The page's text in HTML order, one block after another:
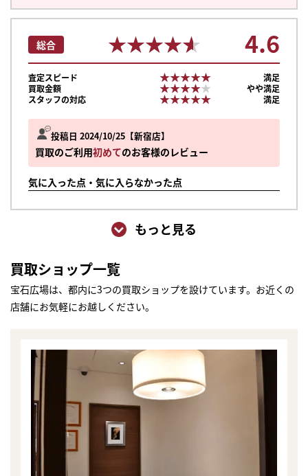
投稿日 2024/10/25 新宿店
買取のご利用初めてのお客様のレビュー
気に入った点・気に入らなかった点
総合 ★★★★★
★★★★★ 4.6
査定スピード ★★★★★
★★★★★
満足
買取金額
★★★★★
★★★★★
やや満足
スタッフの対応
★★★★★
★★★★★ 満足
もっと見る
買取ショップ一覧
宝石広場は、都内に3つの買取ショップを設けています。お近くの
店舗にお気軽にお越しください。